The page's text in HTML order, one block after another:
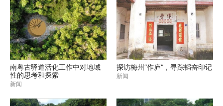
南粤古驿道活化工作中对地域
性的思考和探索
新闻
探访梅州“作庐”，寻踪韬奋印记
新闻